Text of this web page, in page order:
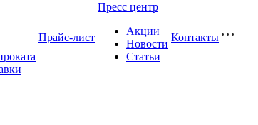
Прайс-лист
Пресс центр
Акции
Новости
Статьи
Контакты